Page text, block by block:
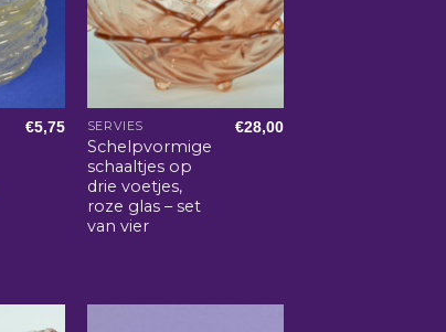
€5,75 SERVIES
Schelpvormige
schaaltjes op
drie voetjes,
roze glas – set
van vier
€28,00